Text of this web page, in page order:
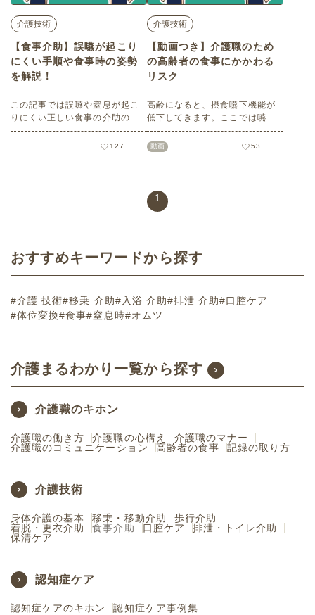
介護技術
【食事介助】誤嚥が起こり
にくい手順や食事時の姿勢
を解説！
この記事では誤嚥や窒息が起こ
りにくい正しい食事の介助の方
法・ポイント・気を付けること
などわかりやすく解説します。
127
介護技術
【動画つき】介護職のため
の高齢者の食事にかかわる
リスク
高齢になると、摂食嚥下機能が
低下してきます。ここでは嚥下
機能が低下することで起こりや
すい3つのリスクをご紹介しま
動画 53
1
おすすめキーワードから探す
#介護 技術#移乗 介助#入浴 介助#排泄 介助#口腔ケア
#体位変換#食事#窒息時#オムツ
介護まるわかり一覧から探す
介護職のキホン
介護職の働き方 介護職の心構え
介護職のマナー
介護職のコミュニケーション
高齢者の食事 記録の取り方
介護技術
身体介護の基本 移乗・移動介助
歩行介助
着脱・更衣介助
食事介助 口腔ケア
排泄・トイレ介助
保清ケア
認知症ケア
認知症ケアのキホン 認知症ケア事例集